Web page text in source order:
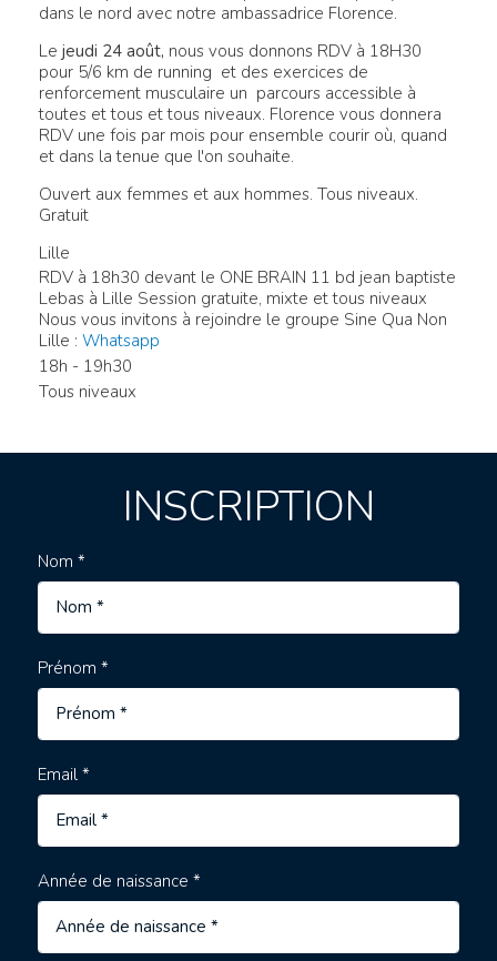
dans le nord avec notre ambassadrice Florence.
Le jeudi 24 août, nous vous donnons RDV à 18H30
pour 5/6 km de running et des exercices de
renforcement musculaire un parcours accessible à
toutes et tous et tous niveaux. Florence vous donnera
RDV une fois par mois pour ensemble courir où, quand
et dans la tenue que l'on souhaite.
Ouvert aux femmes et aux hommes. Tous niveaux.
Gratuit
Lille
RDV à 18h30 devant le ONE BRAIN 11 bd jean baptiste
Lebas à Lille Session gratuite, mixte et tous niveaux
Nous vous invitons à rejoindre le groupe Sine Qua Non
Lille : Whatsapp
18h - 19h30
Tous niveaux
INSCRIPTION
Nom *
Prénom *
Email *
Année de naissance *